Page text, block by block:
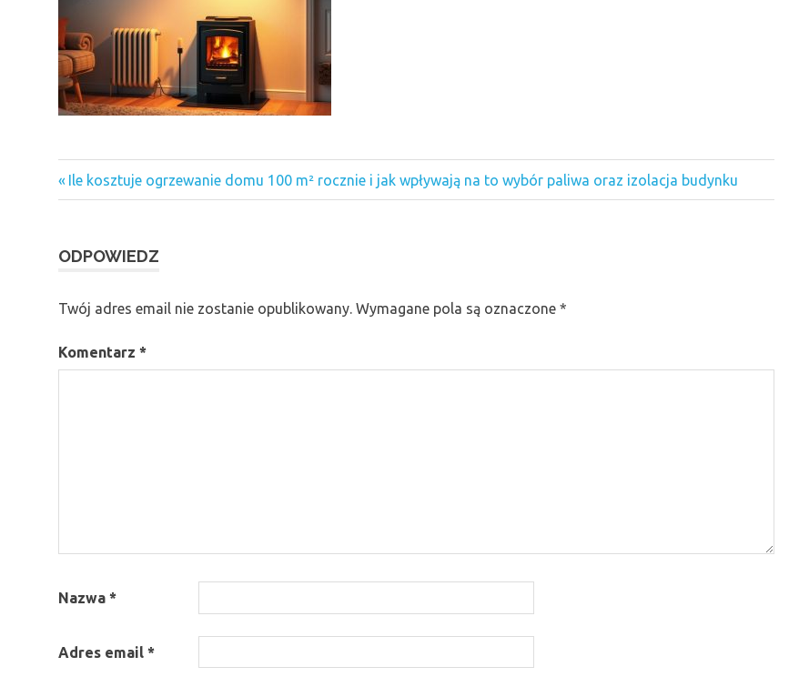
Nawigacja
Previous
Post:
Ile kosztuje ogrzewanie domu 100 m² rocznie i jak wpływają na to wybór paliwa oraz izolacja budynku
ODPOWIEDZ
Twój adres email nie zostanie opublikowany. Wymagane pola są oznaczone *
Komentarz *
Nazwa *
Adres email *